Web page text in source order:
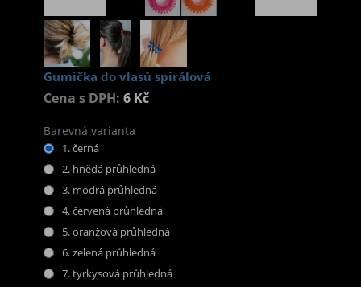
Gumička do vlasů spirálová
Cena s DPH: 6 Kč
Barevná varianta
1. černá
2. hnědá průhledná
3. modrá průhledná
4. červená průhledná
5. oranžová průhledná
6. zelená průhledná
7. tyrkysová průhledná